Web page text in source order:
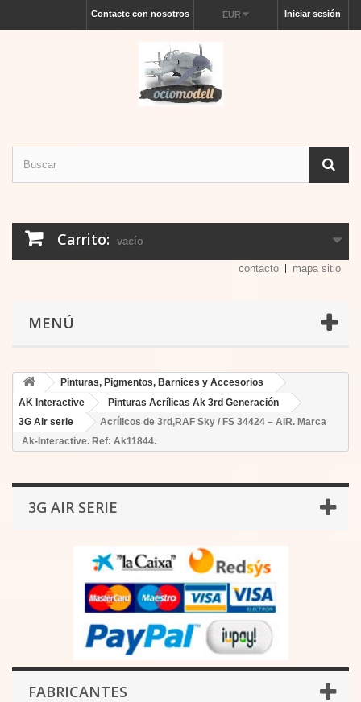
Iniciar sesión
EUR
Contacte con nosotros
Carrito: vacío
contacto mapa sitio
MENÚ
Pinturas, Pigmentos, Barnices y Accesorios
AK Interactive
Pinturas Acrílicas Ak 3rd Generación
3G Air serie
Acrílicos de 3rd,RAF Sky / FS 34424 – AIR. Marca
Ak-Interactive. Ref: Ak11844.
3G AIR SERIE
FABRICANTES